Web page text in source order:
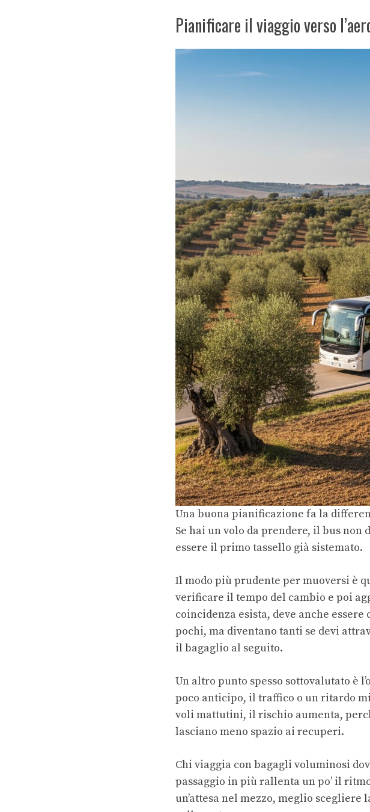
Pianificare il viaggio verso
Una buona pianificazione fa la
Se hai un volo da prendere, il bus non
essere il primo tassello già sistemato.
Il modo più prudente per muoversi è
verificare il tempo del cambio e poi
coincidenza esista, deve anche
pochi, ma diventano tanti se devi
il bagaglio al seguito.
Un altro punto spesso sottovalutato è
poco anticipo, il traffico o un ritardo
voli mattutini, il rischio aumenta,
lasciano meno spazio ai recuperi.
Chi viaggia con bagagli voluminosi
passaggio in più rallenta un po’ il
un’attesa nel mezzo, meglio scegliere